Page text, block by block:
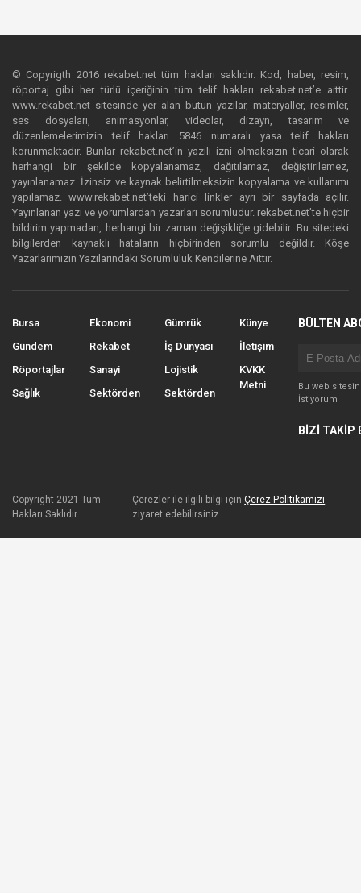
© Copyrigth 2016 rekabet.net tüm hakları saklıdır. Kod, haber, resim,
röportaj gibi her türlü içeriğinin tüm telif hakları rekabet.net’e aittir.
www.rekabet.net sitesinde yer alan bütün yazılar, materyaller, resimler,
ses dosyaları, animasyonlar, videolar, dizayn, tasarım ve
düzenlemelerimizin telif hakları 5846 numaralı yasa telif hakları
korunmaktadır. Bunlar rekabet.net’in yazılı izni olmaksızın ticari olarak
herhangi bir şekilde kopyalanamaz, dağıtılamaz, değiştirilemez,
yayınlanamaz. İzinsiz ve kaynak belirtilmeksizin kopyalama ve kullanımı
yapılamaz. www.rekabet.net’teki harici linkler ayrı bir sayfada açılır.
Yayınlanan yazı ve yorumlardan yazarları sorumludur. rekabet.net’te hiçbir
bildirim yapmadan, herhangi bir zaman değişikliğe gidebilir. Bu sitedeki
bilgilerden kaynaklı hataların hiçbirinden sorumlu değildir. Köşe
Yazarlarımızın Yazılarındaki Sorumluluk Kendilerine Aittir.
Bursa
Gündem
Röportajlar
Sağlık
Ekonomi
Rekabet
Sanayi
Sektörden
Gümrük
İş Dünyası
Lojistik
Sektörden
Künye
İletişim
KVKK
Metni
BÜLTEN
Bu web
İstiyorum
BİZİ TAKİP
Copyright 2021 Tüm
Hakları Saklıdır.
Çerezler ile ilgili bilgi içinÇerez Politikamızı
ziyaret edebilirsiniz.